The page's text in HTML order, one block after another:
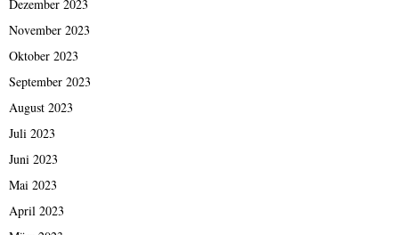
Dezember 2023
November 2023
Oktober 2023
September 2023
August 2023
Juli 2023
Juni 2023
Mai 2023
April 2023